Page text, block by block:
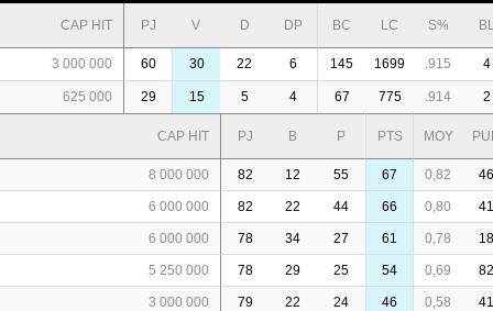
CAP HIT PJ V D DP BC LC S%
3 000 000 60 30 22 6 145 1699 .915 4
625 000 29 15 5 4 67 775 .914 2
CAP HIT PJ B P PTS MOY
8 000 000 82 12 55 67 0,82 46
6 000 000 82 22 44 66 0,80 41
6 000 000 78 34 27 61 0,78 18
5 250 000 78 29 25 54 0,69 82
3 000 000 79 22 24 46 0,58 41